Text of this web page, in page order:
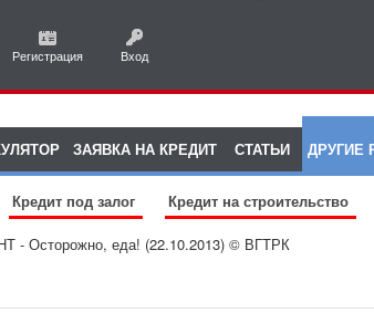
Регистрация Вход
ЗАЯВКА НА КРЕДИТ СТАТЬИ ДРУГИЕ
Кредит под залог Кредит на строительство
еда! (22.10.2013) © ВГТРК